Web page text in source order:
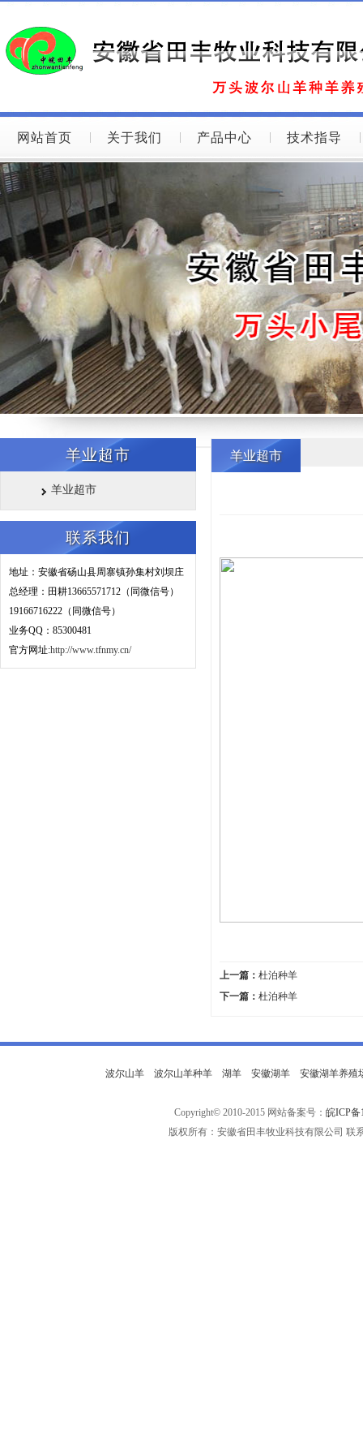
网站首页 关于我们 产品中心 技术指导
羊业超市
羊业超市
联系我们
地址：安徽省砀山县周寨镇孙集村刘坝庄
总经理：田耕13665571712（同微信号）
19166716222（同微信号）
业务QQ：85300481
官方网址:http://www.tfnmy.cn/
羊业超市
上一篇： 杜泊种羊
下一篇： 杜泊种羊
波尔山羊 波尔山羊种羊 湖羊 安徽湖羊 安徽湖羊养殖
Copyright© 2010-2015 网站备案号： 皖ICP备
版权所有：安徽省田丰牧业科技有限公司 联